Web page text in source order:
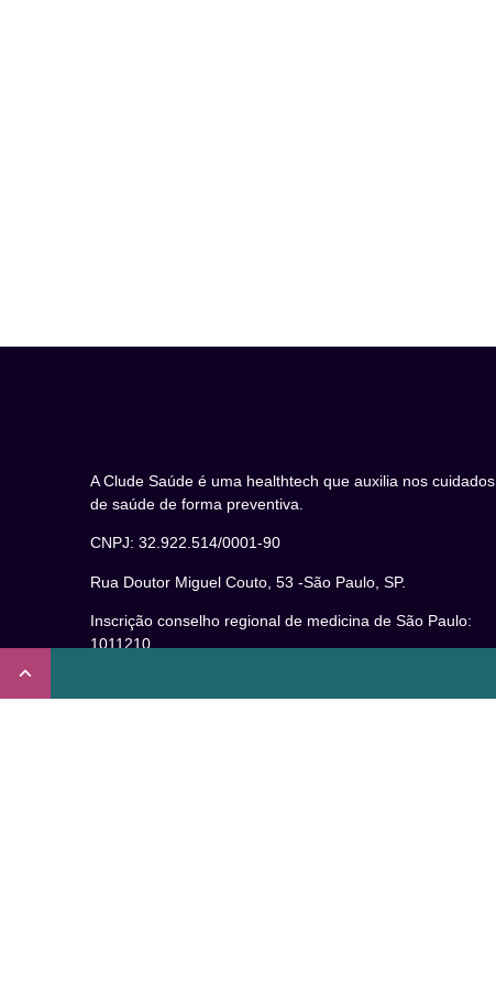
A Clude Saúde é uma healthtech que auxilia nos cuidados
de saúde de forma preventiva.
CNPJ: 32.922.514/0001-90
Rua Doutor Miguel Couto, 53 -São Paulo, SP.
Inscrição conselho regional de medicina de São Paulo:
1011210